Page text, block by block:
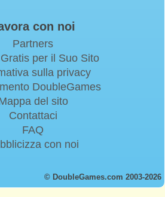
con noi
Partners
per il Suo Sito
sulla privacy
DoubleGames
del sito
Contattaci
FAQ
con noi
© DoubleGames.com 2003-2026